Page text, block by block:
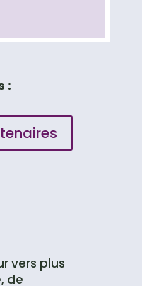
:
vers plus
de